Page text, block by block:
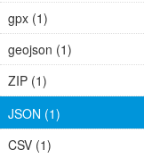
gpx (1)
geojson (1)
ZIP (1)
JSON (1)
CSV (1)